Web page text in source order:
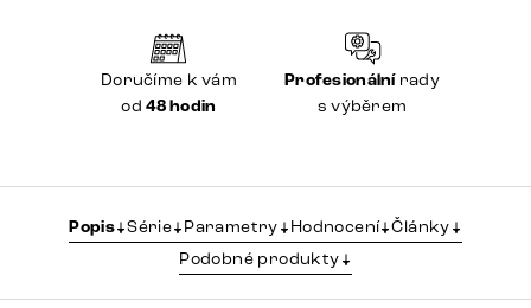
Doručíme k vám
od48 hodin
Profesionálnírady
s výběrem
Popis Série Parametry Hodnocení Články
Podobné produkty